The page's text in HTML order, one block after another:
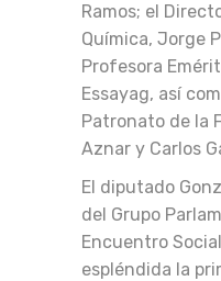
Ramos; el
Química, Jorge
Profesora
Essayag, así
Patronato de la
Aznar y Carlos
El diputado
del Grupo
Encuentro
espléndida la